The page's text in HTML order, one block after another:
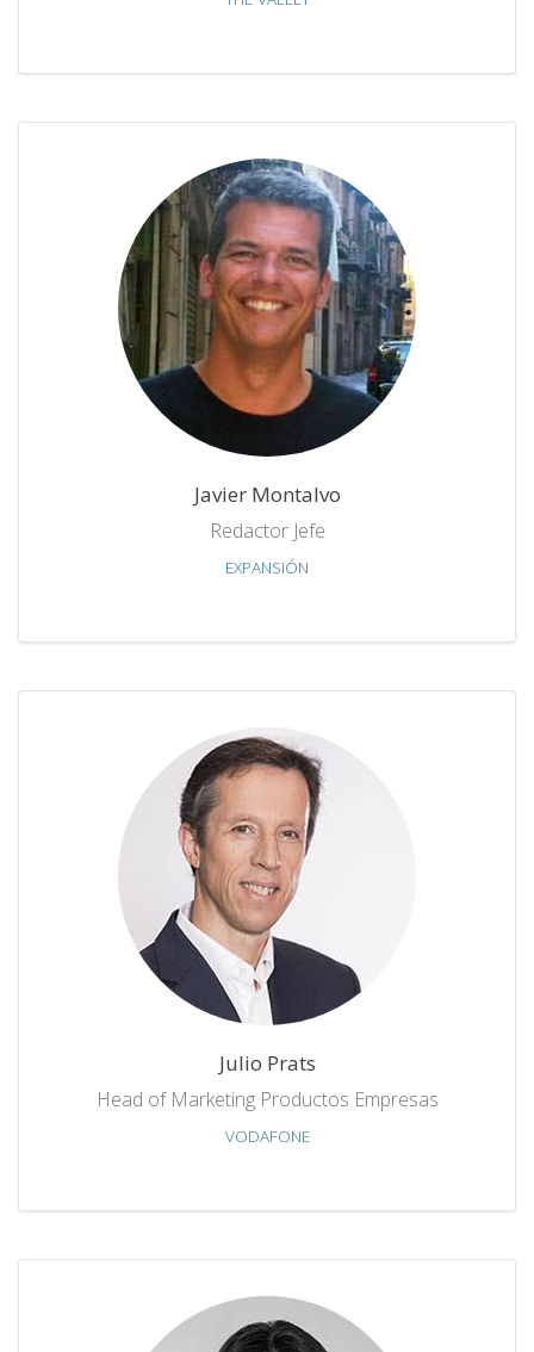
Javier Montalvo
Redactor Jefe
EXPANSIÓN
Julio Prats
Head of Marketing Productos Empresas
VODAFONE